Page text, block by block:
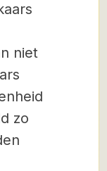
niet
zo